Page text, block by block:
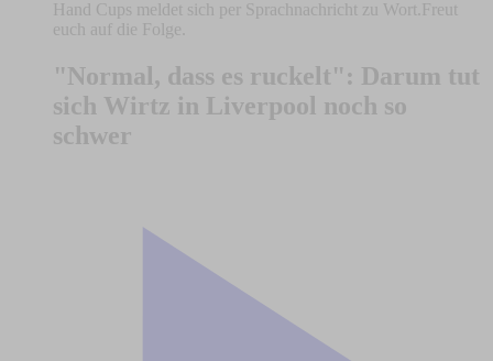
Hand Cups meldet sich per Sprachnachricht zu Wort.Freut
euch auf die Folge.
"Normal, dass es ruckelt": Darum tut
sich Wirtz in Liverpool noch so
schwer